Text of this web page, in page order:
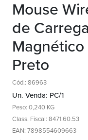
Mouse
de
Preto
Cód.: 86963
Un. Venda: PC/1
Peso: 0,240 KG
Class. Fiscal: 8471.60.53
EAN: 7898554609663